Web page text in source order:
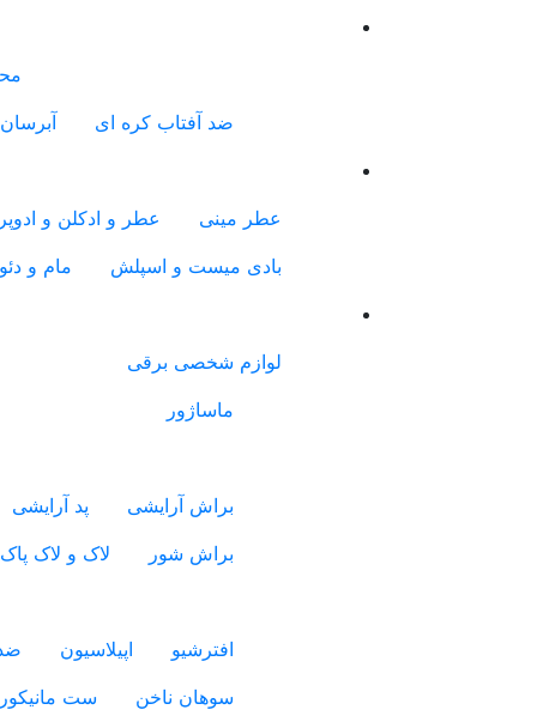
ضد آفتاب کره ای
عطر مینی
عطر و ادکلن و
بادی میست و اسپلش
مام و
لوازم شخصی برقی
ماساژور
براش آرایشی
پد آرایشی
براش شور
لاک و لاک
افترشیو
اپیلاسیون
سوهان ناخن
ست مانیکور